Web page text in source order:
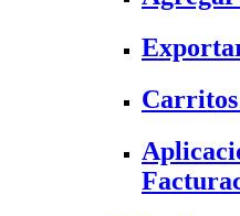
Carritos